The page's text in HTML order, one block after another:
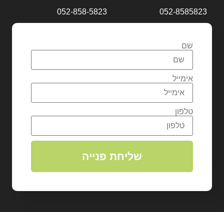
052-8585823
052-858-5823
שם
אימייל
טלפון
שליחת פנייה